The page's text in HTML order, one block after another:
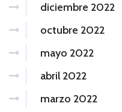
diciembre 2022
octubre 2022
mayo 2022
abril 2022
marzo 2022